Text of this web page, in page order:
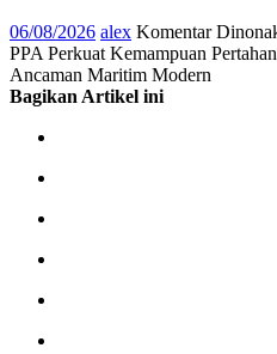
06/08/2026 alex Komentar
PPA Perkuat Kemampuan
Ancaman Maritim Modern
Bagikan Artikel ini